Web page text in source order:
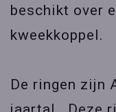
beschikt over
kweekkoppel.
De ringen zijn